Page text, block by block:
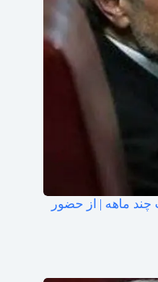
ماهه | از حضور